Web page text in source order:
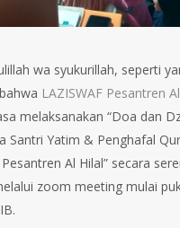
wa syukurillah, seperti
LAZISWAF Pesantren
melaksanakan “Doa dan
Santri Yatim & Penghafal
Al Hilal” secara
zoom meeting mulai